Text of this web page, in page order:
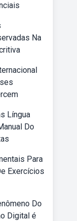
Na
Língua
Do
Para
Exercícios
Do
Digital é